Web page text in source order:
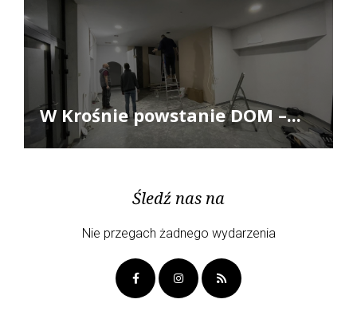
W Krośnie powstanie DOM –...
Śledź nas na
Nie przegach żadnego wydarzenia